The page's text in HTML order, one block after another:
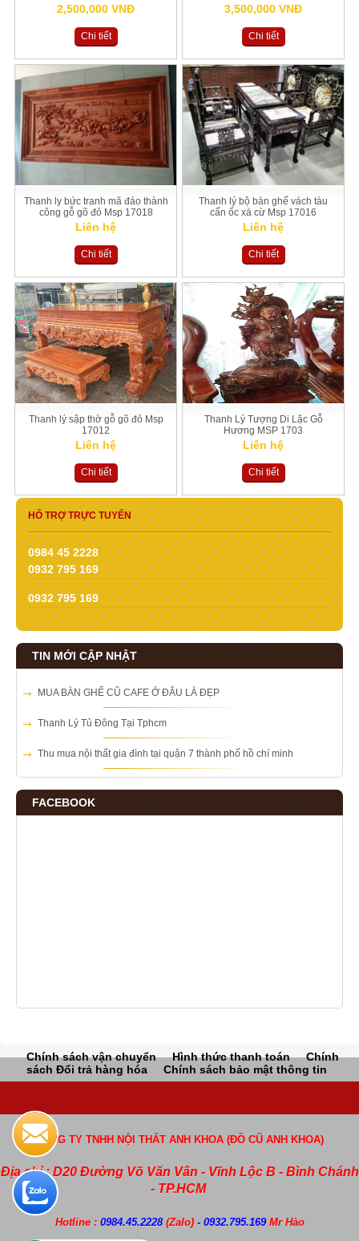
2,500,000 VNĐ
Chi tiết
3,500,000 VNĐ
Chi tiết
Thanh ly bức tranh mã đáo thành
công gỗ gõ đỏ Msp 17018
Liên hệ
Chi tiết
Thanh lý bộ bàn ghế vách tàu
cẩn ốc xà cừ Msp 17016
Liên hệ
Chi tiết
Thanh lý sập thờ gỗ gõ đỏ Msp
17012
Liên hệ
Chi tiết
Thanh Lý Tượng Di Lặc Gỗ
Hương MSP 1703
Liên hệ
Chi tiết
HỔ TRỢ TRỰC TUYẾN
0984 45 2228
0932 795 169
0932 795 169
TIN MỚI CẬP NHẬT
MUA BÀN GHẾ CŨ CAFE Ở ĐÂU LÀ ĐẸP
Thanh Lý Tủ Đông Tại Tphcm
Thu mua nội thất gia đình tại quận 7 thành phố hồ chí minh
FACEBOOK
Chính sách vận chuyển Hình thức thanh toán
Chính
sách Đổi trả hàng hóa
Chính sách bảo mật thông tin
CÔNG TY TNHH NỘI THẤT ANH KHOA (ĐỒ CŨ ANH KHOA)
Địa chỉ : D20 Đường Võ Văn Vân - Vĩnh Lộc B - Bình Chánh
- TP.HCM
Hotline : 0984.45.2228 (Zalo) - 0932.795.169 Mr Hào